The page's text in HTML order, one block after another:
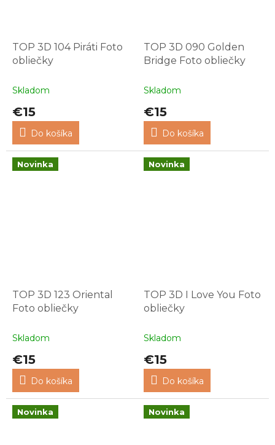
TOP 3D 104 Piráti Foto
obliečky
Skladom
€15
Do košíka
TOP 3D 090 Golden
Bridge Foto obliečky
Skladom
€15
Do košíka
Novinka
TOP 3D 123 Oriental
Foto obliečky
Skladom
€15
Do košíka
Novinka
TOP 3D I Love You Foto
obliečky
Skladom
€15
Do košíka
Novinka Novinka